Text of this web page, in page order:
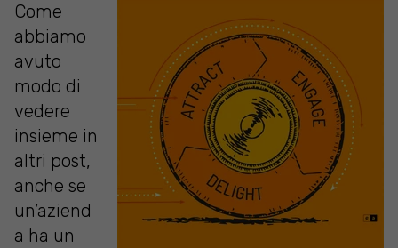
Come
abbiamo
avuto
modo di
vedere
insieme in
altri post,
anche se
un’aziend
a ha un